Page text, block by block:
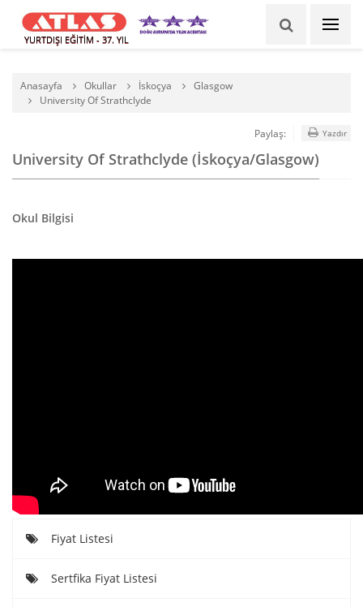
YURTDIŞI EĞİTİM - 37. YIL
Anasayfa Okullar İskoçya
Glasgow
University Of Strathclyde
University Of Strathclyde (İskoçya/Glasgow)
Paylaş: Yazdır
Okul Bilgisi
Fiyat Listesi
Sertfika Fiyat Listesi